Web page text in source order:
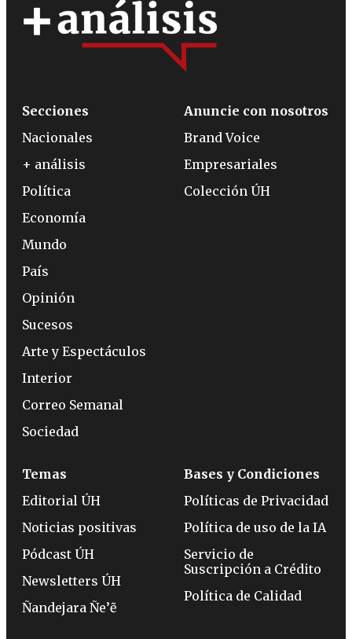
Secciones
Nacionales
+ análisis
Política
Economía
Mundo
País
Opinión
Sucesos
Arte y Espectáculos
Interior
Correo Semanal
Sociedad
Anuncie con nosotros
Brand Voice
Empresariales
Colección ÚH
Temas
Editorial ÚH
Noticias positivas
Pódcast ÚH
Newsletters ÚH
Ñandejara Ñe’ẽ
Bases y Condiciones
Políticas de Privacidad
Política de uso de la IA
Servicio de
Suscripción a Crédito
Política de Calidad